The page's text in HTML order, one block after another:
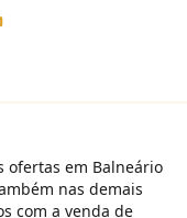
ofertas em Balneário
nas demais
com a venda de